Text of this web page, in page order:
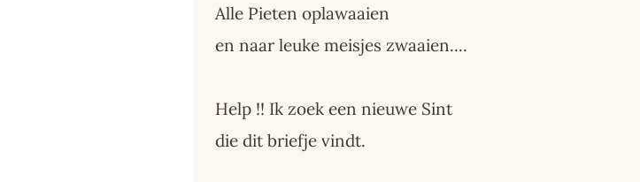
Alle Pieten oplawaaien
en naar leuke meisjes zwaaien....
Help !! Ik zoek een nieuwe Sint
die dit briefje vindt.